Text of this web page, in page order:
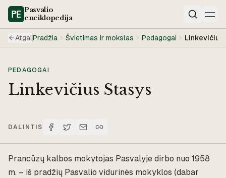
Pasvalio
enciklopedija
Paieška
AtgalPradžia Švietimas ir mokslas Pedagogai Linkevičius
PEDAGOGAI
Linkevičius Stasys
DALINTIS
Prancūzų kalbos mokytojas Pasvalyje dirbo nuo 1958
m. – iš pradžių Pasvalio vidurinės mokyklos (dabar